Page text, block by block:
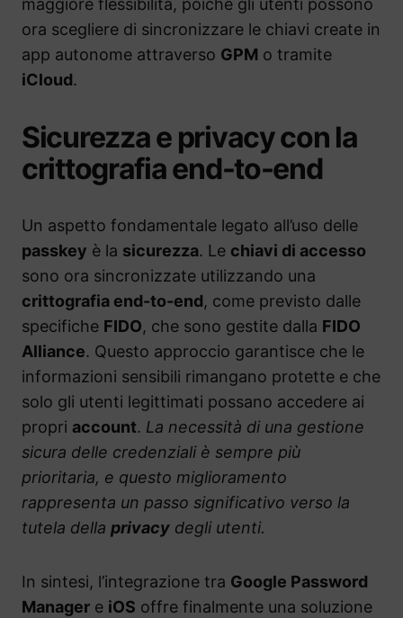
maggiore flessibilità, poiché gli utenti possono
ora scegliere di sincronizzare le chiavi create in
app autonome attraverso GPM o tramite
iCloud.
Sicurezza e privacy con la
crittografia end-to-end
Un aspetto fondamentale legato all’uso delle
passkey è la sicurezza. Le chiavi di accesso
sono ora sincronizzate utilizzando una
crittografia end-to-end, come previsto dalle
specifiche FIDO, che sono gestite dalla FIDO
Alliance. Questo approccio garantisce che le
informazioni sensibili rimangano protette e che
solo gli utenti legittimati possano accedere ai
propri account. La necessità di una gestione
sicura delle credenziali è sempre più
prioritaria, e questo miglioramento
rappresenta un passo significativo verso la
tutela della privacy degli utenti.
In sintesi, l’integrazione tra Google Password
Manager e iOS offre finalmente una soluzione